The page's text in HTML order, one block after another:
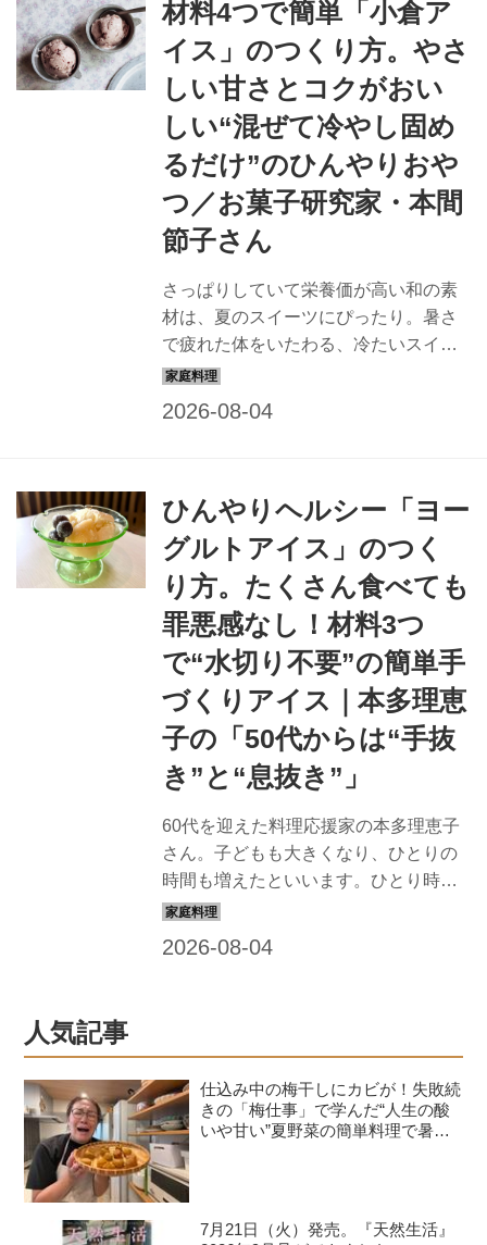
／『天然生活Web』初出2025年8月15
日）
材料4つで簡単「小倉ア
イス」のつくり方。やさ
しい甘さとコクがおい
しい“混ぜて冷やし固め
るだけ”のひんやりおや
つ／お菓子研究家・本間
節子さん
さっぱりしていて栄養価が高い和の素
材は、夏のスイーツにぴったり。暑さ
で疲れた体をいたわる、冷たいスイー
ツをお菓子研究家・本間節子さんに教
掲載）
ひんやりヘルシー「ヨー
グルトアイス」のつく
り方。たくさん食べても
罪悪感なし！材料3つ
で“水切り不要”の簡単手
づくりアイス｜本多理恵
子の「50代からは“手抜
き”と“息抜き”」
60代を迎えた料理応援家の本多理恵子
さん。子どもも大きくなり、ひとりの
時間も増えたといいます。ひとり時間
は自分だけの時間。自分を甘やかしな
手軽につくれるスイーツです。
人気記事
仕込み中の梅干しにカビが！失敗続
きの「梅仕事」で学んだ“人生の酸
いや甘い”夏野菜の簡単料理で暑さ
7月21日（火）発売。『天然生活』